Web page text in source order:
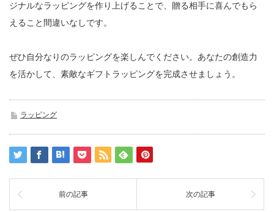
ジナルなラッピングを作り上げることで、贈る相手に喜んでもら
えること間違いなしです。
ぜひ自分なりのラッピングを楽しんでください。あなたの創造力
を活かして、素敵なギフトラッピングを完成させましょう。
ラッピング
前の記事 次の記事